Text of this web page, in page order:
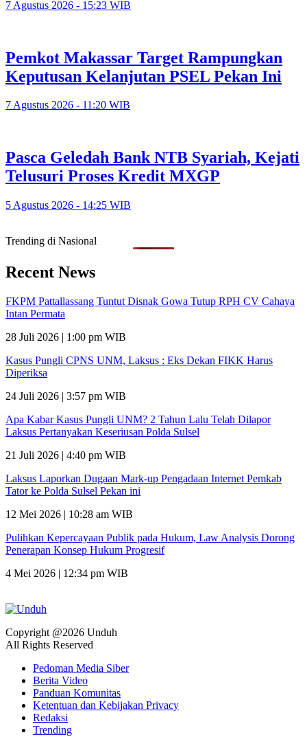
7 Agustus 2026 - 15:23 WIB
Pemkot Makassar Target Rampungkan
Keputusan Kelanjutan PSEL Pekan Ini
7 Agustus 2026 - 11:20 WIB
Pasca Geledah Bank NTB Syariah, Kejati
Telusuri Proses Kredit MXGP
5 Agustus 2026 - 14:25 WIB
Trending di Nasional
Recent News
FKPM Pattallassang Tuntut Disnak Gowa Tutup RPH CV Cahaya
Intan Permata
28 Juli 2026 | 1:00 pm WIB
Kasus Pungli CPNS UNM, Laksus : Eks Dekan FIKK Harus
Diperiksa
24 Juli 2026 | 3:57 pm WIB
Apa Kabar Kasus Pungli UNM? 2 Tahun Lalu Telah Dilapor
Laksus Pertanyakan Keseriusan Polda Sulsel
21 Juli 2026 | 4:40 pm WIB
Laksus Laporkan Dugaan Mark-up Pengadaan Internet Pemkab
Tator ke Polda Sulsel Pekan ini
12 Mei 2026 | 10:28 am WIB
Pulihkan Kepercayaan Publik pada Hukum, Law Analysis Dorong
Penerapan Konsep Hukum Progresif
4 Mei 2026 | 12:34 pm WIB
Copyright @2026 Unduh
All Rights Reserved
Pedoman Media Siber
Berita Video
Panduan Komunitas
Ketentuan dan Kebijakan Privacy
Redaksi
Trending